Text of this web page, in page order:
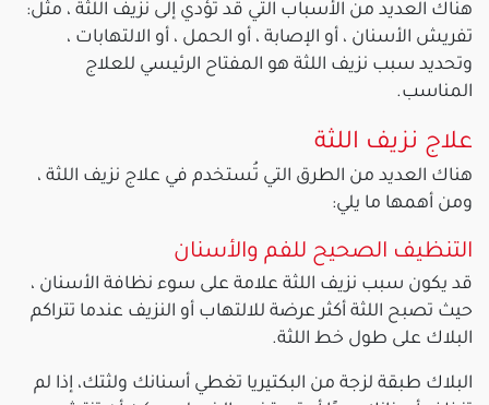
هناك العديد من الأسباب التي قد تؤدي إلى نزيف اللثة ، مثل:
تفريش الأسنان ، أو الإصابة ، أو الحمل ، أو الالتهابات ،
وتحديد سبب نزيف اللثة هو المفتاح الرئيسي للعلاج
المناسب.
علاج نزيف اللثة
هناك العديد من الطرق التي تُستخدم في علاج نزيف اللثة ،
ومن أهمها ما يلي:
التنظيف الصحيح للفم والأسنان
قد يكون سبب نزيف اللثة علامة على سوء نظافة الأسنان ،
حيث تصبح اللثة أكثر عرضة للالتهاب أو النزيف عندما تتراكم
البلاك على طول خط اللثة.
البلاك طبقة لزجة من البكتيريا تغطي أسنانك ولثتك، إذا لم